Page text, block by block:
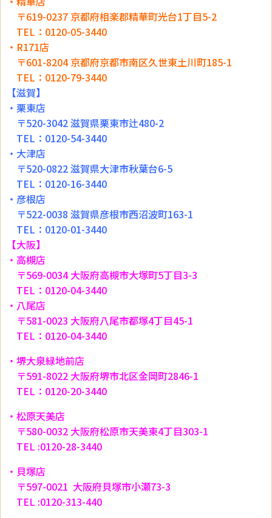
〒619-0237 京都府相楽郡精華町光台1丁目5-2
TEL：0120-05-3440
・R171店
〒601-8204 京都府京都市南区久世東土川町185-1
TEL：0120-79-3440
【滋賀】
・栗東店
〒520-3042 滋賀県栗東市辻480-2
TEL：0120-54-3440
・大津店
〒520-0822 滋賀県大津市秋葉台6-5
TEL：0120-16-3440
・彦根店
〒522-0038 滋賀県彦根市西沼波町163-1
TEL：0120-01-3440
【大阪】
・高槻店
〒569-0034 大阪府高槻市大塚町5丁目3-3
TEL：0120-04-3440
・八尾店
〒581-0023 大阪府八尾市都塚4丁目45-1
TEL：0120-04-3440
・堺大泉緑地前店
〒591-8022 大阪府堺市北区金岡町2846-1
TEL：0120-20-3440
・松原天美店
〒580-0032 大阪府松原市天美東4丁目303-1
TEL :0120-28-3440
・貝塚店
〒597-0021 大阪府貝塚市小瀬73-3
TEL :0120-313-440